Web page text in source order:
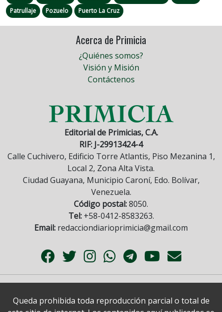
Patrullaje
Pozuelo Puerto La Cruz
Acerca de Primicia
¿Quiénes somos?
Visión y Misión
Contáctenos
Editorial de Primicias, C.A.
RIF: J-29913424-4
Calle Cuchivero, Edificio Torre Atlantis, Piso Mezanina 1,
Local 2, Zona Alta Vista.
Ciudad Guayana, Municipio Caroní, Edo. Bolívar,
Venezuela.
Código postal:8050.
Tel:+58-0412-8583263.
Email: redacciondiarioprimicia@gmail.com
Queda prohibida toda reproducción parcial o total de